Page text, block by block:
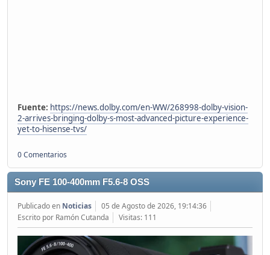
Fuente: https://news.dolby.com/en-WW/268998-dolby-vision-
2-arrives-bringing-dolby-s-most-advanced-picture-experience-
yet-to-hisense-tvs/
0 Comentarios
Sony FE 100-400mm F5.6-8 OSS
Publicado en Noticias
05 de Agosto de 2026, 19:14:36
Escrito por Ramón Cutanda
Visitas: 111